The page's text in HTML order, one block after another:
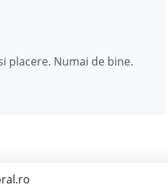
placere. Numai de bine.